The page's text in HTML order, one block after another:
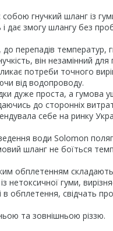
гнучкий шланг із
дає змогу шлангу без
перепадів температур,
він незамінний
потреби точного
від водопроводу.
дуже проста, а гумова
до сторонніх
себе на ринку
води Solomon
шланг не боїться
обплетенням
гуми,
в обплетення, свідчать
та зовнішньою різзю.